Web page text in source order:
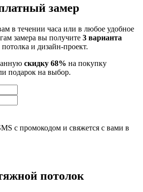
замер
в течении часа или в любое удобное
замера вы получите 3 варианта
и дизайн-проект.
скидку 68% на покупку
подарок на выбор.
с промокодом и свяжется с вами в
потолок